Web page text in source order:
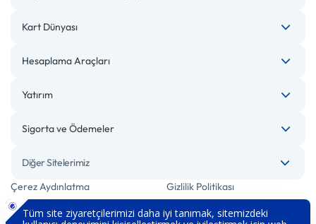
Kart Dünyası
Hesaplama Araçları
Yatırım
Sigorta ve Ödemeler
Diğer Sitelerimiz
Çerez Aydınlatma
Gizlilik Politikası
Bilgi Toplumu Hizmetleri Engelsiz Bankacılık